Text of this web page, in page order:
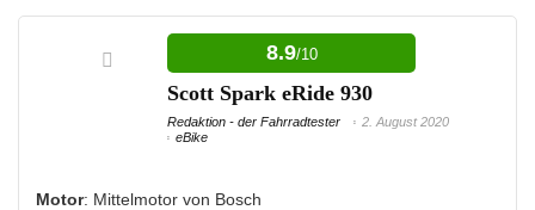
VORTEILE:
Hohe Belastbarkeit
Ausreichende Beleuchtung
NACHTEILE:
8.9/10
Scott Spark eRide 930
Redaktion - der Fahrradtester
2. August 2020
eBike
Motor: Mittelmotor von Bosch